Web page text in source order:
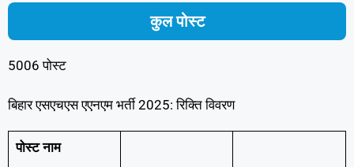
कुल पोस्ट
5006 पोस्ट
बिहार एसएचएस एएनएम भर्ती 2025: रिक्ति विवरण
पोस्ट नाम